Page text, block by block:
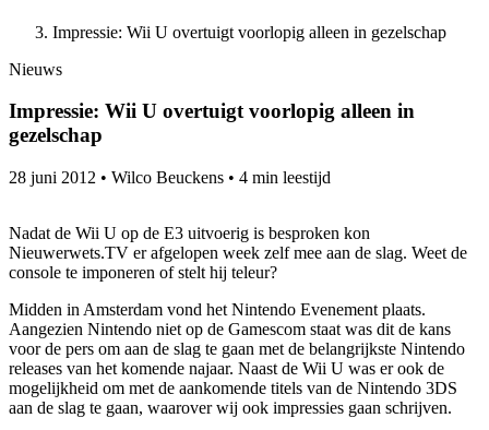
Impressie: Wii U overtuigt voorlopig alleen in gezelschap
Nieuws
Impressie: Wii U overtuigt voorlopig alleen in
gezelschap
28 juni 2012 • Wilco Beuckens • 4 min leestijd
Nadat de Wii U op de E3 uitvoerig is besproken kon
Nieuwerwets.TV er afgelopen week zelf mee aan de slag. Weet de
console te imponeren of stelt hij teleur?
Midden in Amsterdam vond het Nintendo Evenement plaats.
Aangezien Nintendo niet op de Gamescom staat was dit de kans
voor de pers om aan de slag te gaan met de belangrijkste Nintendo
releases van het komende najaar. Naast de Wii U was er ook de
mogelijkheid om met de aankomende titels van de Nintendo 3DS
aan de slag te gaan, waarover wij ook impressies gaan schrijven.